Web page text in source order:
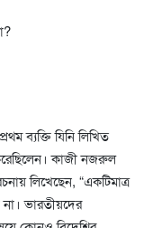
ব্যক্তি যিনি লিখিত
করেছিলেন। কাজী নজরুল
লিখেছেন, “একটিমাত্র
না। ভারতীয়দের